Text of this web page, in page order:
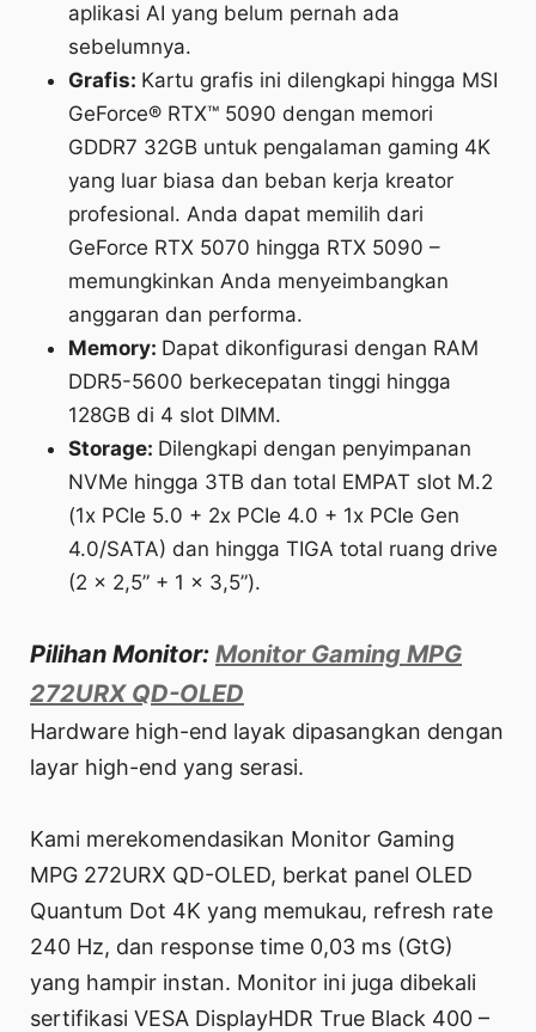
aplikasi AI yang belum pernah ada
sebelumnya.
Grafis: Kartu grafis ini dilengkapi hingga MSI
GeForce® RTX™ 5090 dengan memori
GDDR7 32GB untuk pengalaman gaming 4K
yang luar biasa dan beban kerja kreator
profesional. Anda dapat memilih dari
GeForce RTX 5070 hingga RTX 5090 –
memungkinkan Anda menyeimbangkan
anggaran dan performa.
Memory: Dapat dikonfigurasi dengan RAM
DDR5-5600 berkecepatan tinggi hingga
128GB di 4 slot DIMM.
Storage: Dilengkapi dengan penyimpanan
NVMe hingga 3TB dan total EMPAT slot M.2
(1x PCIe 5.0 + 2x PCIe 4.0 + 1x PCIe Gen
4.0/SATA) dan hingga TIGA total ruang drive
(2 × 2,5” + 1 × 3,5”).
Pilihan Monitor: Monitor Gaming MPG
272URX QD-OLED
Hardware high-end layak dipasangkan dengan
layar high-end yang serasi.
Kami merekomendasikan Monitor Gaming
MPG 272URX QD-OLED, berkat panel OLED
Quantum Dot 4K yang memukau, refresh rate
240 Hz, dan response time 0,03 ms (GtG)
yang hampir instan. Monitor ini juga dibekali
sertifikasi VESA DisplayHDR True Black 400 –